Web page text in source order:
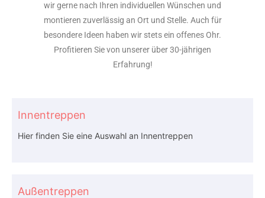
wir gerne nach Ihren individuellen Wünschen und
montieren zuverlässig an Ort und Stelle. Auch für
besondere Ideen haben wir stets ein offenes Ohr.
Profitieren Sie von unserer über 30-jährigen
Erfahrung!
Innentreppen
Hier finden Sie eine Auswahl an Innentreppen
Außentreppen